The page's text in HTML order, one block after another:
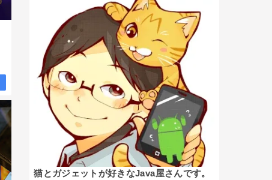
猫とガジェットが好きなJava屋さんです。